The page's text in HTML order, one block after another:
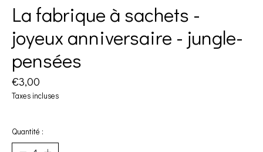
La fabrique à sachets -
joyeux anniversaire - jungle-
pensées
€3,00
Taxes incluses
Quantité :